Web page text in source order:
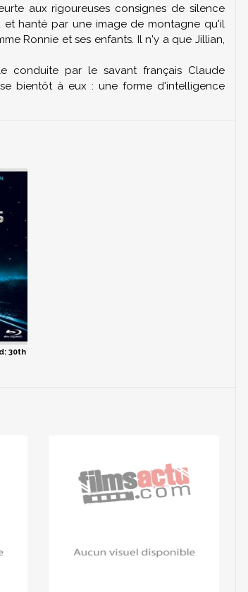
aux rigoureuses consignes de silence
hanté par une image de montagne qu'il
Ronnie et ses enfants. Il n'y a que Jillian,
conduite par le savant français Claude
bientôt à eux : une forme d'intelligence
30th